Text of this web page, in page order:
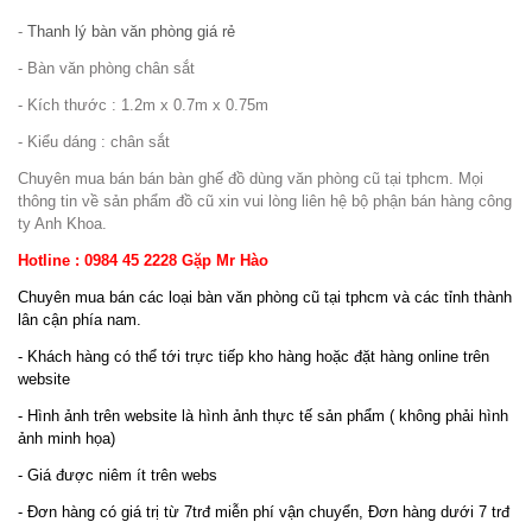
- Thanh lý bàn văn phòng giá rẻ
- Bàn văn phòng chân sắt
- Kích thước : 1.2m x 0.7m x 0.75m
- Kiểu dáng : chân sắt
Chuyên mua bán bán bàn ghế đồ dùng văn phòng cũ tại tphcm. Mọi
thông tin về sản phẩm đồ cũ xin vui lòng liên hệ bộ phận bán hàng công
ty Anh Khoa.
Hotline : 0984 45 2228 Gặp Mr Hào
Chuyên mua bán các loại bàn văn phòng cũ tại tphcm và các tỉnh thành
lân cận phía nam.
- Khách hàng có thể tới trực tiếp kho hàng hoặc đặt hàng online trên
website
- Hình ảnh trên website là hình ảnh thực tế sản phẩm ( không phải hình
ảnh minh họa)
- Giá được niêm ít trên webs
- Đơn hàng có giá trị từ 7trđ miễn phí vận chuyển, Đơn hàng dưới 7 trđ